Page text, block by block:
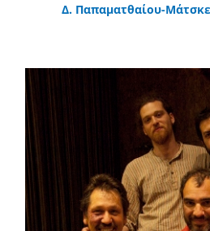
Δ. Παπαματθαίου-